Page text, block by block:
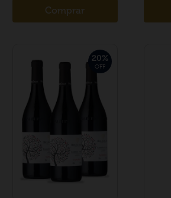
Comprar
20%
OFF